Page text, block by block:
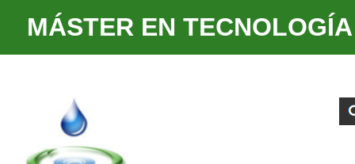
MÁSTER EN
contenido.
Saltar
Búsqueda
Avanzada…